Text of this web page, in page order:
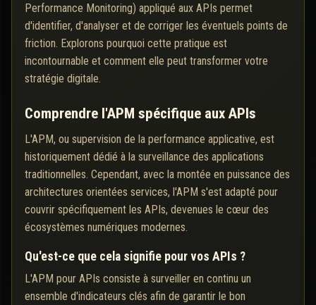
Performance Monitoring) appliqué aux APIs permet
d'identifier, d'analyser et de corriger les éventuels points de
friction. Explorons pourquoi cette pratique est
incontournable et comment elle peut transformer votre
stratégie digitale.
Comprendre l'APM spécifique aux APIs
L'APM, ou supervision de la performance applicative, est
historiquement dédié à la surveillance des applications
traditionnelles. Cependant, avec la montée en puissance des
architectures orientées services, l'APM s'est adapté pour
couvrir spécifiquement les APIs, devenues le cœur des
écosystèmes numériques modernes.
Qu'est-ce que cela signifie pour vos APIs ?
L'APM pour APIs consiste à surveiller en continu un
ensemble d'indicateurs clés afin de garantir le bon